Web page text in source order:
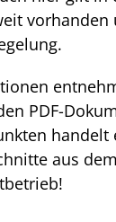
vorhanden
PDF-
handelt
aus